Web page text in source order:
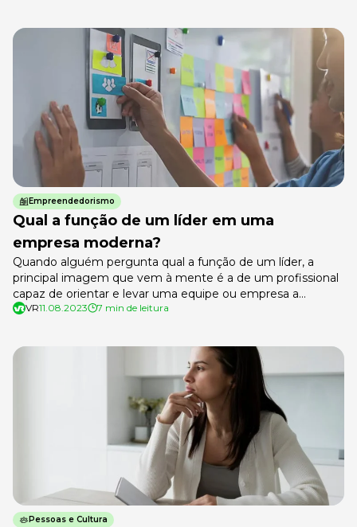
Pontomais […]
Empreendedorismo
Qual a função de um líder em uma
empresa moderna?
Quando alguém pergunta qual a função de um líder, a
principal imagem que vem à mente é a de um profissional
capaz de orientar e levar uma equipe ou empresa a
conquistar os objetivos traçados. Para isso, ele deve ter
VR11.08.2023 7 min de leitura
Pessoas e Cultura